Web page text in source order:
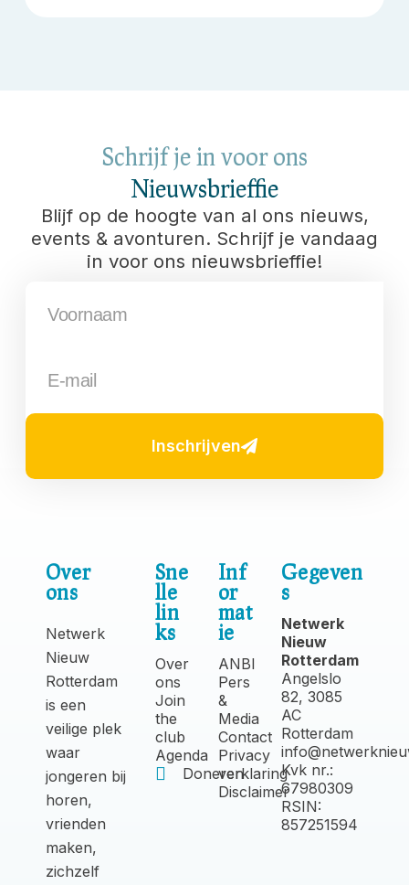
Schrijf je in voor ons
Nieuwsbrieffie
Blijf op de hoogte van al ons nieuws,
events & avonturen. Schrijf je vandaag
in voor ons nieuwsbrieffie!
Inschrijven
Over
ons
Netwerk
Nieuw
Rotterdam
is een
veilige plek
waar
jongeren bij
horen,
vrienden
maken,
zichzelf
Sne
lle
lin
ks
Over
ons
Join
the
club
Agenda
Doneren
Inf
or
mat
ie
ANBI
Pers
&
Media
Contact
Privacy
verklaring
Disclaimer
Gegeven
s
Netwerk
Nieuw
Rotterdam
Angelslo
82, 3085
AC
Rotterdam
Kvk nr.:
67980309
RSIN:
857251594